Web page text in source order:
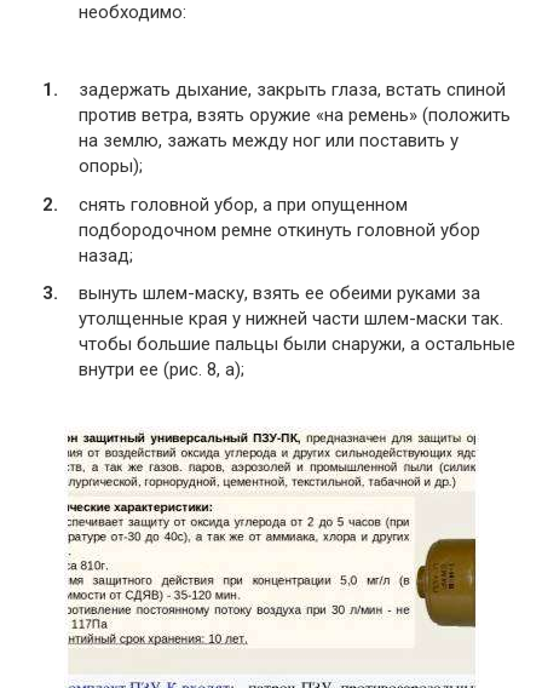
необходимо:
задержать дыхание, закрыть глаза, встать спиной
против ветра, взять оружие «на ремень» (положить
на землю, зажать между ног или поставить у
опоры);
снять головной убор, а при опущенном
подбородочном ремне откинуть головной убор
назад;
вынуть шлем-маску, взять ее обеими руками за
утолщенные края у нижней части шлем-маски так.
чтобы большие пальцы были снаружи, а остальные
внутри ее (рис. 8, а);